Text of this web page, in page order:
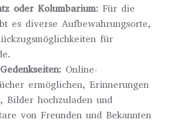
oder Kolumbarium: Für die
es diverse Aufbewahrungsorte,
für
Online-
ermöglichen, Erinnerungen
Bilder hochzuladen und
von Freunden und Bekannten